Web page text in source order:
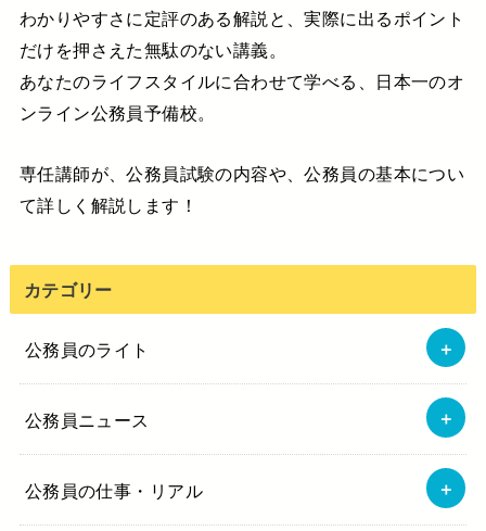
わかりやすさに定評のある解説と、実際に出るポイント
だけを押さえた無駄のない講義。
あなたのライフスタイルに合わせて学べる、日本一のオ
ンライン公務員予備校。
専任講師が、公務員試験の内容や、公務員の基本につい
て詳しく解説します！
カテゴリー
公務員のライト
公務員ニュース
公務員の仕事・リアル